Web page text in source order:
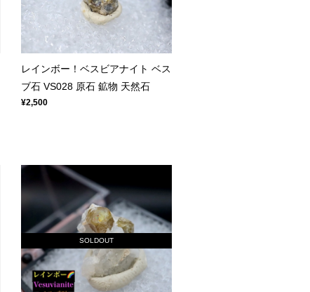
レインボー！ベスビアナイト ベス
ブ石 VS028 原石 鉱物 天然石
¥2,500
SOLDOUT